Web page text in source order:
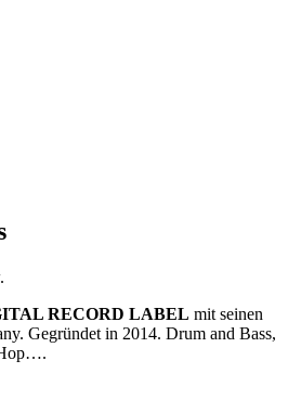
RECORD LABEL mit seinen
Gegründet in 2014. Drum and Bass,